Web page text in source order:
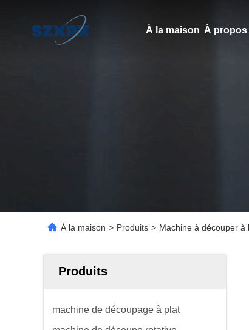
À la maison À propos
À la maison > Produits > Machine à découper
Produits
machine de découpage à plat